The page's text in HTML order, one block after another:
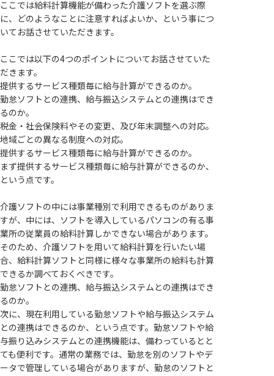
ここでは給料計算機能が備わった介護ソフトを選ぶ際
に、どのようなことに注意すればよいか、という事につ
いてお話させていただきます。
ここでは以下の4つのポイントについてお話させていた
だきます。
提供するサービス種類毎に給与計算ができるのか。
勤怠ソフトとの連携、給与振込システムとの連携はでき
るのか。
税金・社会保険料やその変更、及び年末調整への対応。
地域ごとの異なる制度への対応。
提供するサービス種類毎に給与計算ができるのか。
まず提供するサービス種類毎に給与計算ができるのか、
という点です。
介護ソフトの中には事業種別で利用できるものがありま
すが、中には、ソフトを導入しているパソコンの有る事
業所の従業員の給料計算しかできない場合があります。
そのため、介護ソフトを用いて給料計算を行いたい場
合、給料計算ソフトと同様に様々な事業所の給料も計算
できるか調べておくべきです。
勤怠ソフトとの連携、給与振込システムとの連携はでき
るのか。
次に、現在利用している勤怠ソフトや給与振込システム
との連携はできるのか、という点です。勤怠ソフトや給
与振り込みシステムとの連携機能は、備わっているとと
ても便利です。通常の業務では、勤怠を別のソフトやデ
ータで管理している場合がありますが、勤怠のソフトと